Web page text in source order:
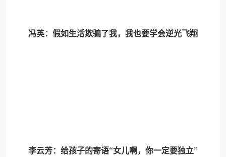
冯英：假如生活欺骗了我，我也要学会逆光飞翔
李云芳：给孩子的寄语“女儿啊，你一定要独立”